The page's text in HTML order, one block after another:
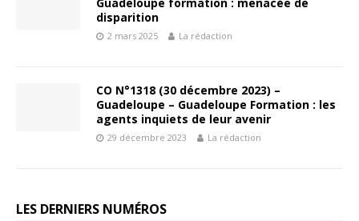
disparition
2 mars 2025 La rédaction
CO N°1318 (30 décembre 2023) –
Guadeloupe – Guadeloupe Formation : les
agents inquiets de leur avenir
29 décembre 2023 La rédaction
LES DERNIERS NUMÉROS